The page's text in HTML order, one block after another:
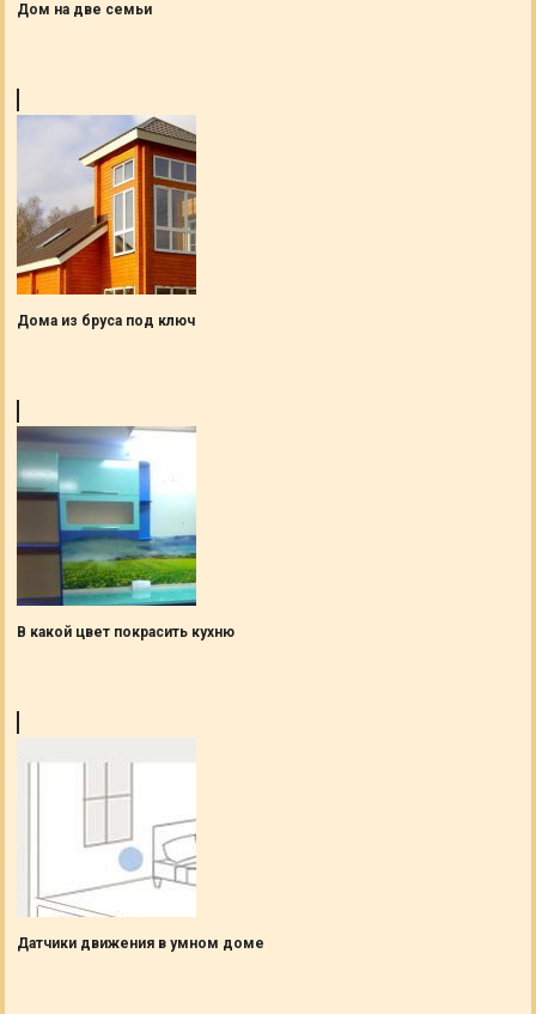
Дом на две семьи
Дома из бруса под ключ
В какой цвет покрасить кухню
Датчики движения в умном доме